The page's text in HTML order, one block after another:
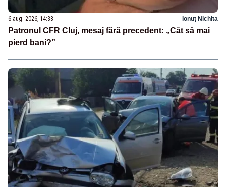
6 aug. 2026, 14:38 Ionuț Nichita
Patronul CFR Cluj, mesaj fără precedent: „Cât să mai
pierd bani?”